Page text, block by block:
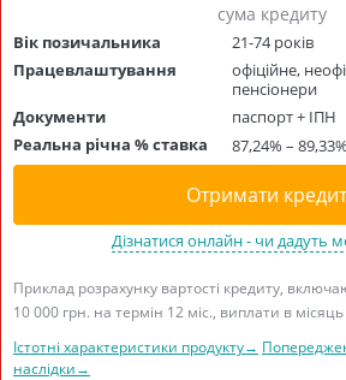
сума кредиту
Вік позичальника
21-74 років
Працевлаштування
офіційне,
пенсіонери
Документи
паспорт + ІПН
Реальна річна % ставка
87,24% – 89,33%
Отримати
Дізнатися онлайн - чи дадуть
Приклад розрахунку вартості кредиту,
10 000 грн. на термін 12 міс., виплати в місяць
Істотні характеристики продукту→
наслідки→